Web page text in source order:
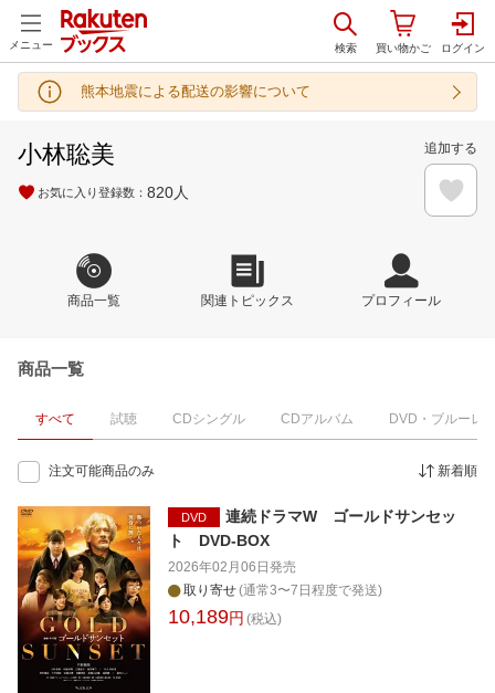
メニュー
熊本地震による配送の影響について
小林聡美
お気に入り登録数： 820人
追加する
商品一覧 関連トピックス プロフィール
商品一覧
すべて 試聴 CDシングル CDアルバム DVD・ブルーレ
注文可能商品のみ 新着順
DVD
連続ドラマW ゴールドサンセッ
ト DVD-BOX
2026年02月06日 発売
取り寄せ(通常3〜7日程度で発送)
10,189円 (税込)